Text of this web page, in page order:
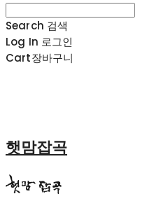
Search 검색
Log In 로그인
Cart장바구니
햇맘잡곡